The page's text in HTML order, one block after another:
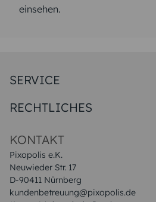
einsehen.
KONTAKT
Pixopolis e.K.
Neuwieder Str. 17
D-90411 Nürnberg
kundenbetreuung@pixopolis.de
SERVICE
Druck & Qualitat
RECHTLICHES
Impressum & AGB